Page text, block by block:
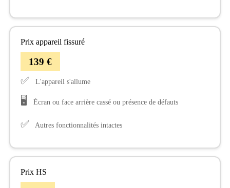
Prix appareil fissuré
139 €
✅ L'appareil s'allume
🖥️ Écran ou face arrière cassé ou présence de défauts
✅ Autres fonctionnalités intactes
Prix HS